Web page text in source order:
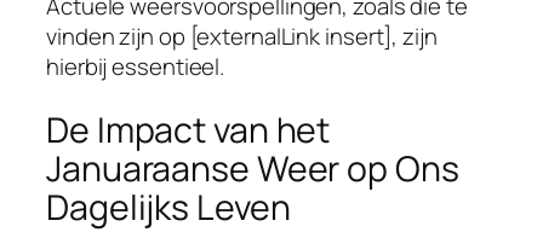
vinden zijn op [externalLink insert], zijn
hierbij essentieel.
De Impact van het
Januaraanse Weer op Ons
Dagelijks Leven